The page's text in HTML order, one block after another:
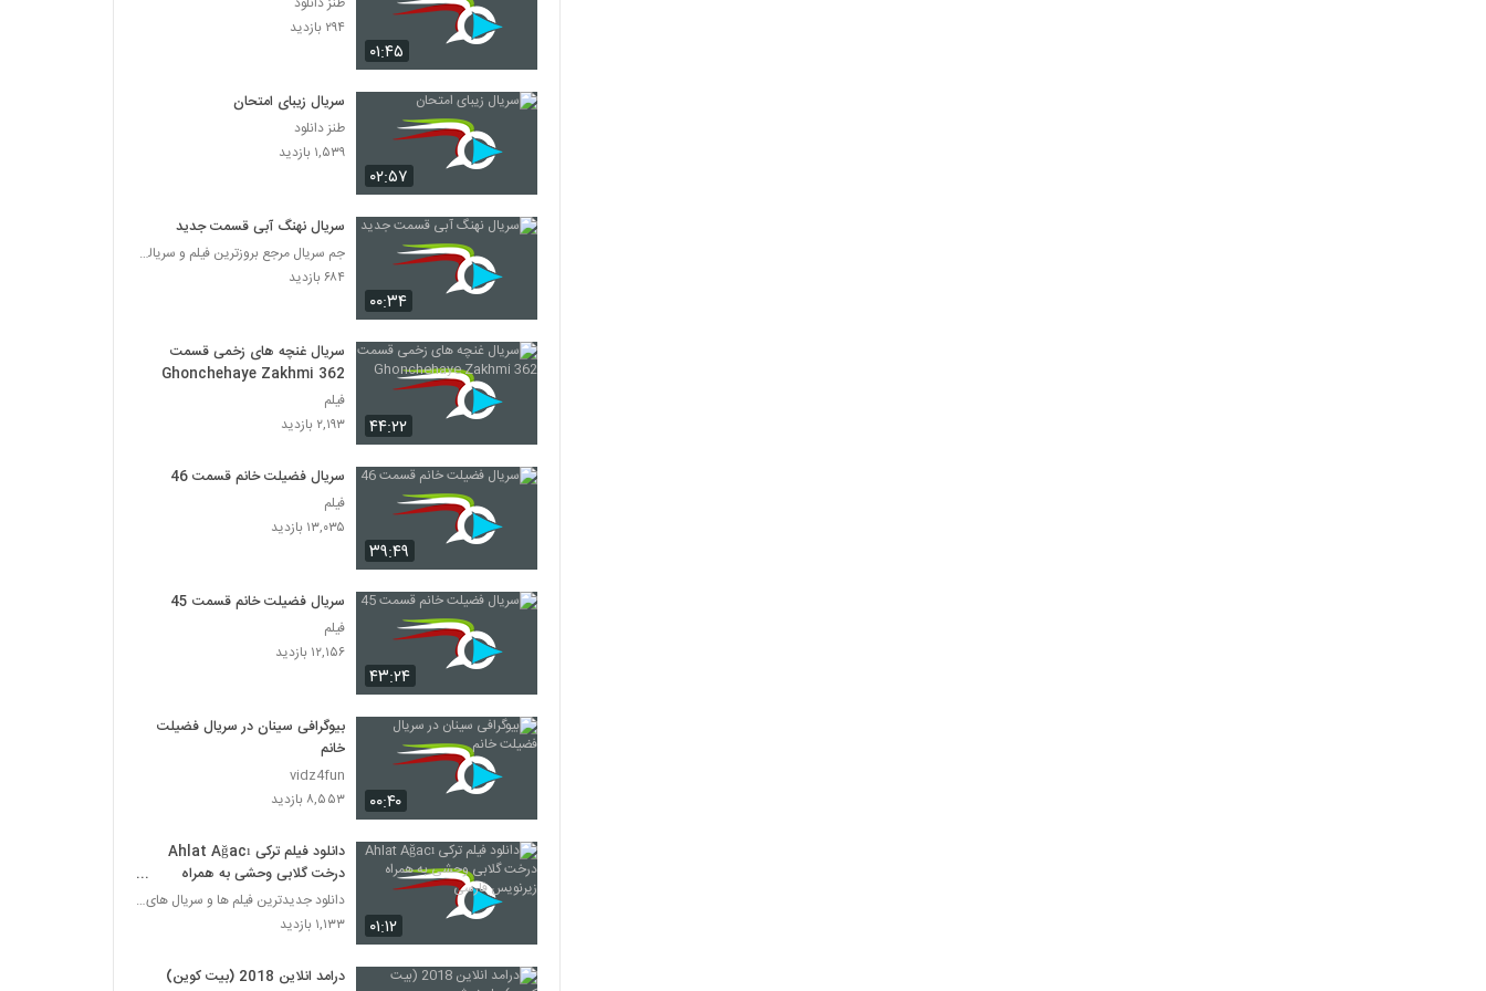
۰۱:۴۵
۲۹۴ بازدید
۰۲:۵۷
سریال زیبای امتحان
طنز دانلود
۱,۵۳۹ بازدید
۰۰:۳۴
سریال نهنگ آبی قسمت جدید
جم سریال مرجع بروزترین فیلم و سریالها در تلگرام
۶۸۴ بازدید
۴۴:۲۲
سریال غنچه های زخمی قسمت
Ghonchehaye Zakhmi 362
فیلم
۲,۱۹۳ بازدید
۳۹:۴۹
سریال فضیلت خانم قسمت 46
فیلم
۱۳,۰۳۵ بازدید
۴۳:۲۴
سریال فضیلت خانم قسمت 45
فیلم
۱۲,۱۵۶ بازدید
۰۰:۴۰
بیوگرافی سینان در سریال فضیلت
خانم
vidz4fun
۸,۵۵۳ بازدید
۰۱:۱۲
دانلود فیلم ترکی Ahlat Ağacı
درخت گلابی وحشی به همراه
زیرنویس فارسی
دانلود جدیدترین فیلم ها و سریال های ترکی
۱,۱۳۳ بازدید
درامد انلاین 2018 (بیت کوین)